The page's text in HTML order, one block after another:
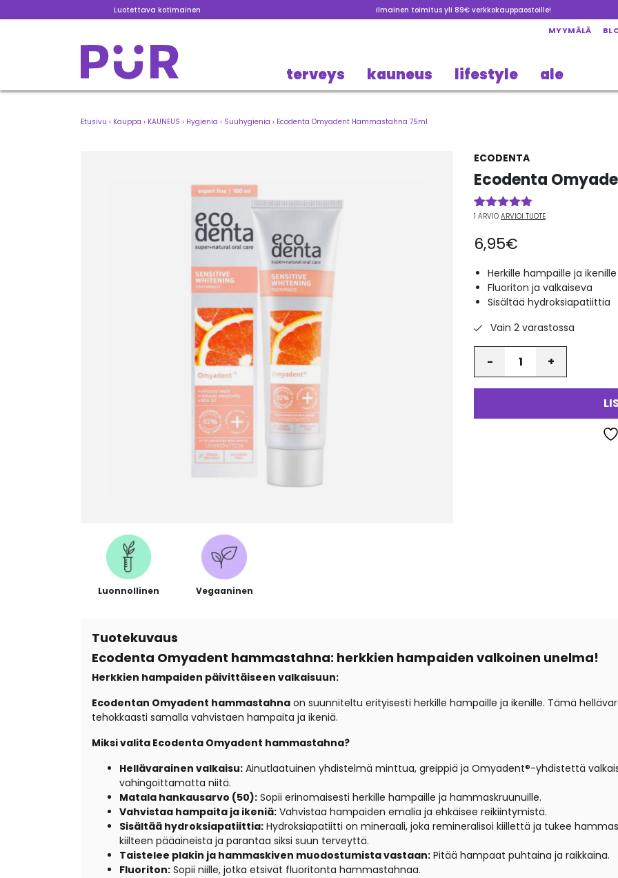
Luotettava kotimainen Ilmainen toimitus yli 89€ verkkokauppaostoille!
MYYMÄLÄ
terveys kauneus lifestyle ale
Etusivu › Kauppa › KAUNEUS › Hygienia › Suuhygienia › Ecodenta Omyadent Hammastahna 75ml
ECODENTA
Ecodenta
Arvio5.00
perustuen
1
asiakkaan
1 ARVIO ARVIOI TUOTE
6,95€
Herkille hampaille ja ikenille
Fluoriton ja valkaiseva
Sisältää hydroksiapatiittia
Vain 2 varastossa
Luonnollinen Vegaaninen
Tuotekuvaus
Ecodenta Omyadent hammastahna: herkkien hampaiden valkoinen unelma!
Herkkien hampaiden päivittäiseen valkaisuun:
Ecodentan Omyadent hammastahna on suunniteltu erityisesti herkille hampaille ja ikenille. Tämä
tehokkaasti samalla vahvistaen hampaita ja ikeniä.
Miksi valita Ecodenta Omyadent hammastahna?
Hellävarainen valkaisu: Ainutlaatuinen yhdistelmä minttua, greippiä ja Omyadent®-yhdistettä
vahingoittamatta niitä.
Matala hankausarvo (50): Sopii erinomaisesti herkille hampaille ja hammaskruunuille.
Vahvistaa hampaita ja ikeniä: Vahvistaa hampaiden emalia ja ehkäisee reikiintymistä.
Sisältää hydroksiapatiittia: Hydroksiapatiitti on mineraali, joka remineralisoi kiillettä ja tukee
kiilteen pääaineista ja parantaa siksi suun terveyttä.
Taistelee plakin ja hammaskiven muodostumista vastaan: Pitää hampaat puhtaina ja raikkaina.
Fluoriton: Sopii niille, jotka etsivät fluoritonta hammastahnaa.